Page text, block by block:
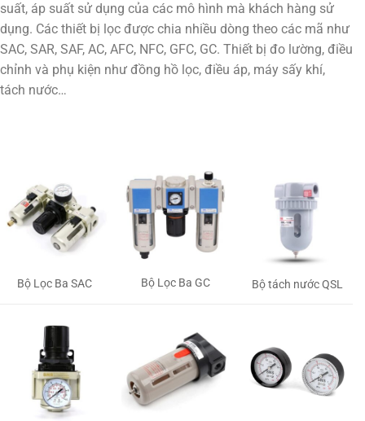
suất, áp suất sử dụng của các mô hình mà khách hàng sử
dụng. Các thiết bị lọc được chia nhiều dòng theo các mã như
SAC, SAR, SAF, AC, AFC, NFC, GFC, GC. Thiết bị đo lường, điều
chỉnh và phụ kiện như đồng hồ lọc, điều áp, máy sấy khí,
tách nước…
Bộ Lọc Ba SAC Bộ Lọc Ba GC Bộ tách nước QSL